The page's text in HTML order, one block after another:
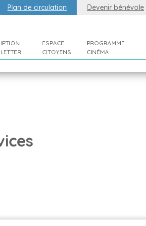
Plan de circulation Devenir bénévole
ESPACE
CITOYENS
PROGRAMME
CINÉMA